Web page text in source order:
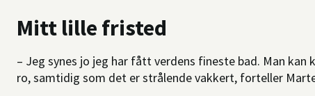
Mitt lille fristed
– Jeg synes jo jeg har fått verdens fineste bad. Man
ro, samtidig som det er strålende vakkert, forteller